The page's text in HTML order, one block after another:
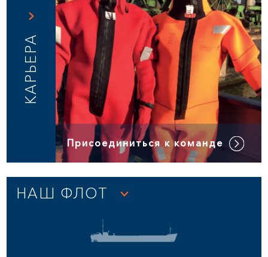
КАРЬЕРА
Присоединиться к команде
НАШ ФЛОТ